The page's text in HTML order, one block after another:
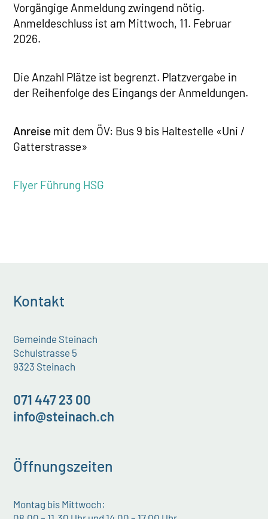
Vorgängige Anmeldung zwingend nötig.
Anmeldeschluss ist am Mittwoch, 11. Februar
2026.
Die Anzahl Plätze ist begrenzt. Platzvergabe in
der Reihenfolge des Eingangs der Anmeldungen.
Anreise mit dem ÖV: Bus 9 bis Haltestelle «Uni /
Gatterstrasse»
Flyer Führung HSG
Kontakt
Gemeinde Steinach
Schulstrasse 5
9323 Steinach
071 447 23 00
info@steinach.ch
Öffnungszeiten
Montag bis Mittwoch: